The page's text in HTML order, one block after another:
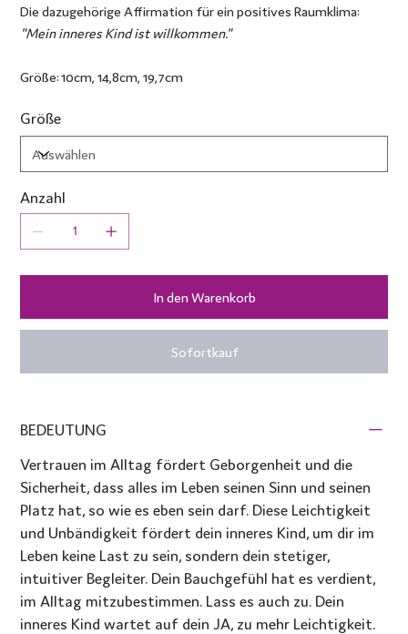
Die dazugehörige Affirmation für ein positives Raumklima:
"Mein inneres Kind ist willkommen."
Größe: 10cm, 14,8cm, 19,7cm
Größe
Anzahl
In den Warenkorb
Sofortkauf
BEDEUTUNG
Vertrauen im Alltag fördert Geborgenheit und die
Sicherheit, dass alles im Leben seinen Sinn und seinen
Platz hat, so wie es eben sein darf. Diese Leichtigkeit
und Unbändigkeit fördert dein inneres Kind, um dir im
Leben keine Last zu sein, sondern dein stetiger,
intuitiver Begleiter. Dein Bauchgefühl hat es verdient,
im Alltag mitzubestimmen. Lass es auch zu. Dein
inneres Kind wartet auf dein JA, zu mehr Leichtigkeit.